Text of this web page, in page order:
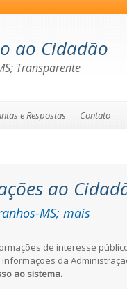
ao Cidadão
Transparente
e Respostas Contato
ao
MS; mais
de interesse
da
ao sistema.